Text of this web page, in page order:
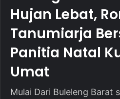
Hujan Lebat,
Tanumiarja
Panitia Natal
Umat
Mulai Dari Buleleng Barat